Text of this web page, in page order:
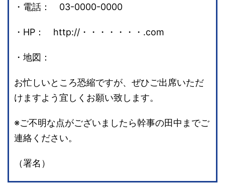
・電話： 03-0000-0000
・HP： http://・・・・・・・.com
・地図：
お忙しいところ恐縮ですが、ぜひご出席いただ
けますよう宜しくお願い致します。
※ご不明な点がございましたら幹事の田中までご
連絡ください。
（署名）